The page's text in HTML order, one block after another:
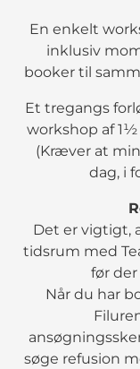
En enkelt
inklusiv
booker til
Et tregangs
workshop af 1½
(Kræver at
dag, i
Det er vigtigt,
tidsrum med
før der
Når du har
søge refusion